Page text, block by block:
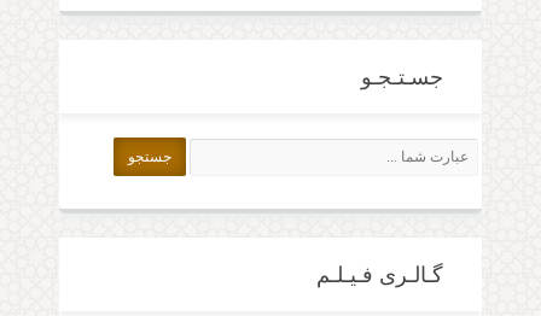
جسـتـجـو
گـالـری فـیـلـم